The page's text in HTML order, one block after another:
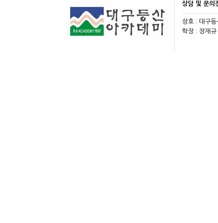
상담 및 문의
상호 : 대구등
학장 : 장재규